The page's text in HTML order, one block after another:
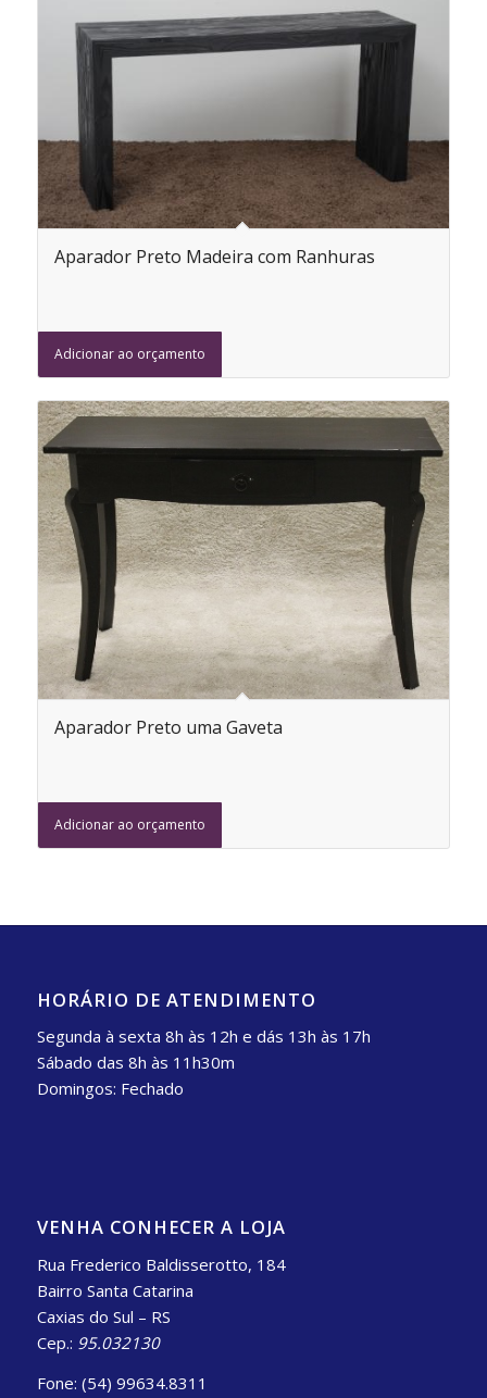
Aparador Preto Madeira com Ranhuras
Adicionar ao orçamento
Aparador Preto uma Gaveta
Adicionar ao orçamento
HORÁRIO DE ATENDIMENTO
Segunda à sexta 8h às 12h e dás 13h às 17h
Sábado das 8h às 11h30m
Domingos: Fechado
VENHA CONHECER A LOJA
Rua Frederico Baldisserotto, 184
Bairro Santa Catarina
Caxias do Sul – RS
Cep.: 95.032130
Fone: (54) 99634.8311